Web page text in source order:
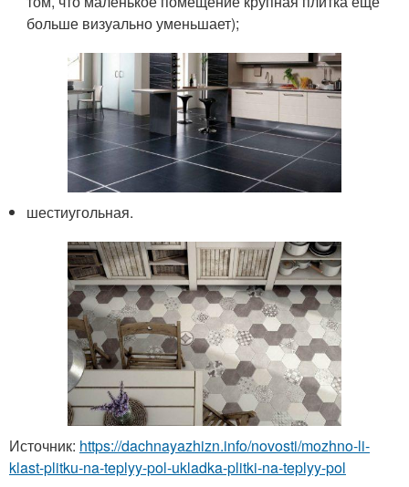
больше визуально уменьшает);
шестиугольная.
Источник: https://dachnayazhizn.info/novosti/mozhno-li-
klast-plitku-na-teplyy-pol-ukladka-plitki-na-teplyy-pol